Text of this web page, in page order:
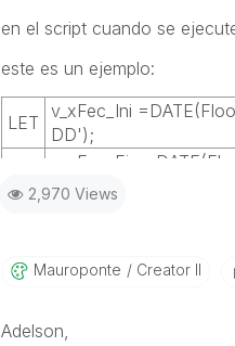
en el script cuando se
este es un ejemplo:
LET
v_xFec_Ini
DD');
v_xFec_Fin
DD');
2,970 Views
Mauroponte Creator II
Adelson,